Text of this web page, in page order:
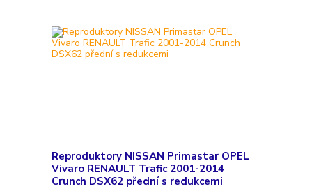
Reproduktory NISSAN Primastar OPEL
Vivaro RENAULT Trafic 2001-2014
Crunch DSX62 přední s redukcemi